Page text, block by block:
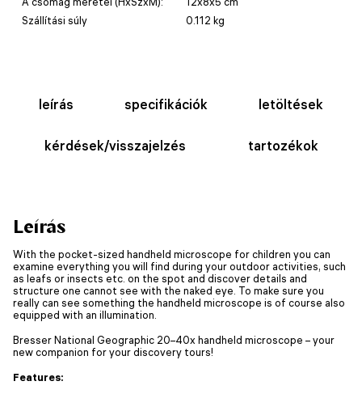
Szállítási súly
0.112 kg
leírás specifikációk letöltések
kérdések/visszajelzés tartozékok
Leírás
With the pocket-sized handheld microscope for children you can
examine everything you will find during your outdoor activities, such
as leafs or insects etc. on the spot and discover details and
structure one cannot see with the naked eye. To make sure you
really can see something the handheld microscope is of course also
equipped with an illumination.
Bresser National Geographic 20–40x handheld microscope – your
new companion for your discovery tours!
Features: